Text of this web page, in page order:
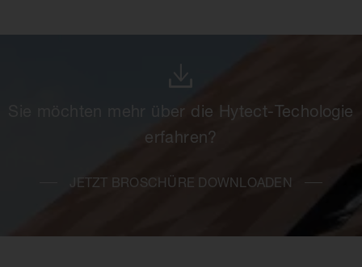
Sie möchten mehr über die Hytect-Techologie
erfahren?
JETZT BROSCHÜRE DOWNLOADEN